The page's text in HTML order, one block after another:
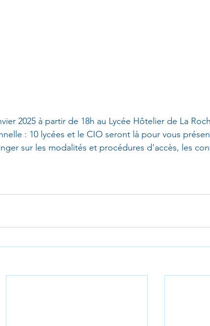
2025 à partir de 18h au Lycée Hôtelier de La
: 10 lycées et le CIO seront là pour vous
sur les modalités et procédures d'accès, les